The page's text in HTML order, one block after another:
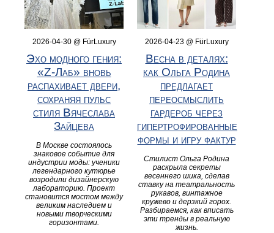
2026-04-30 @ FürLuxury
Эхо модного гения:
«Z-Лаб» вновь
распахивает двери,
сохраняя пульс
стиля Вячеслава
Зайцева
В Москве состоялось
знаковое событие для
индустрии моды: ученики
легендарного кутюрье
возродили дизайнерскую
лабораторию. Проект
становится мостом между
великим наследием и
новыми творческими
горизонтами.
2026-04-23 @ FürLuxury
Весна в деталях:
как Ольга Родина
предлагает
переосмыслить
гардероб через
гипертрофированные
формы и игру фактур
Стилист Ольга Родина
раскрыла секреты
весеннего шика, сделав
ставку на театральность
рукавов, винтажное
кружево и дерзкий горох.
Разбираемся, как вписать
эти тренды в реальную
жизнь.